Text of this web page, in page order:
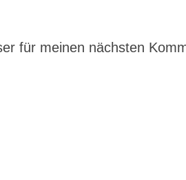
für meinen nächsten